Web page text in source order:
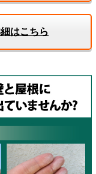
はこちら